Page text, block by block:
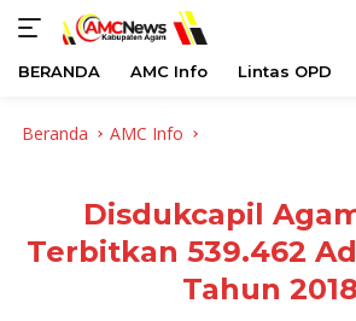
BERANDA AMC Info Lintas OPD
Beranda AMC Info
Disdukcapil
Terbitkan 539.462
Tahun 2018